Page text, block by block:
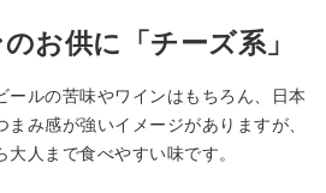
お供に「チーズ系」
ールの苦味やワインはもちろん、日本
み感が強いイメージがありますが、
人まで食べやすい味です。